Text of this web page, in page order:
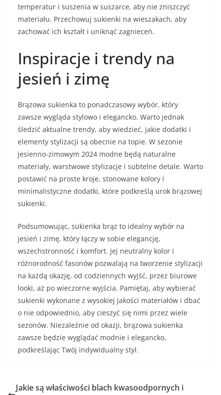
temperatur i suszenia w suszarce, aby nie zniszczyć
materiału. Przechowuj sukienki na wieszakach, aby
zachować ich kształt i uniknąć zagnieceń.
Inspiracje i trendy na
jesień i zimę
Brązowa sukienka to ponadczasowy wybór, który
zawsze wygląda stylowo i elegancko. Warto jednak
śledzić aktualne trendy, aby wiedzieć, jakie dodatki i
elementy stylizacji są obecnie na topie. W sezonie
jesienno-zimowym 2024 modne będą naturalne
materiały, warstwowe stylizacje i subtelne detale. Warto
postawić na proste kroje, stonowane kolory i
minimalistyczne dodatki, które podkreślą urok brązowej
sukienki.
Podsumowując, sukienka brąz to idealny wybór na
jesień i zimę, który łączy w sobie elegancję,
wszechstronność i komfort. Jej neutralny kolor i
różnorodność fasonów pozwalają na tworzenie stylizacji
na każdą okazję, od codziennych wyjść, przez biurowe
looki, aż po wieczorne wyjścia. Pamiętaj, aby wybierać
sukienki wykonane z wysokiej jakości materiałów i dbać
o nie odpowiednio, aby cieszyć się nimi przez wiele
sezonów. Niezależnie od okazji, brązowa sukienka
zawsze będzie wyglądać modnie i elegancko,
podkreślając Twój indywidualny styl.
Jakie są właściwości blach kwasoodpornych i